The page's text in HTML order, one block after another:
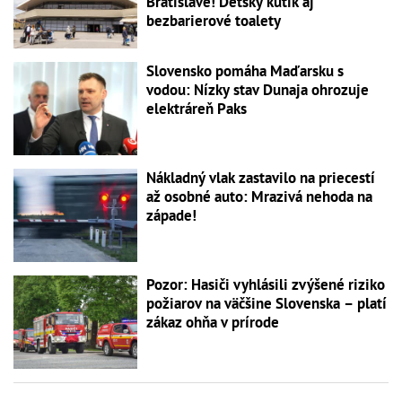
bezbarierové toalety
Slovensko pomáha Maďarsku s
vodou: Nízky stav Dunaja ohrozuje
elektráreň Paks
Nákladný vlak zastavilo na priecestí
až osobné auto: Mrazivá nehoda na
západe!
Pozor: Hasiči vyhlásili zvýšené riziko
požiarov na väčšine Slovenska – platí
zákaz ohňa v prírode